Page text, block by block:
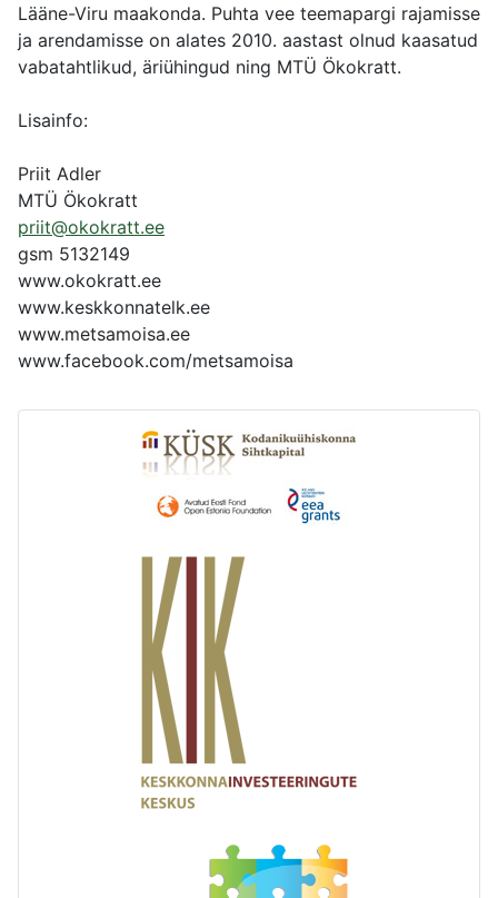
Lääne-Viru maakonda. Puhta vee teemapargi rajamisse
ja arendamisse on alates 2010. aastast olnud kaasatud
vabatahtlikud, äriühingud ning MTÜ Ökokratt.
Lisainfo:
Priit Adler
MTÜ Ökokratt
priit@okokratt.ee
gsm 5132149
www.okokratt.ee
www.keskkonnatelk.ee
www.metsamoisa.ee
www.facebook.com/metsamoisa